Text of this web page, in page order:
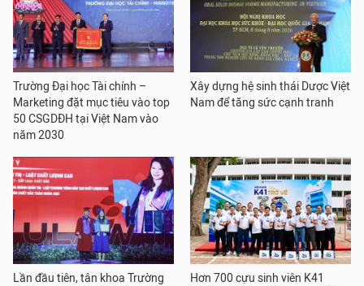
Trường Đại học Tài chính –
Marketing đặt mục tiêu vào top
50 CSGDĐH tại Việt Nam vào
năm 2030
Xây dựng hệ sinh thái Dược Việt
Nam để tăng sức cạnh tranh
Lần đầu tiên, tân khoa Trường
Hơn 700 cựu sinh viên K41